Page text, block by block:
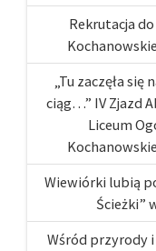
Rekrutacja
„Tu zaczęła
ciąg…” IV Zjazd
Liceum
Wiewiórki lubią
Ścieżki”
Wśród przyrody